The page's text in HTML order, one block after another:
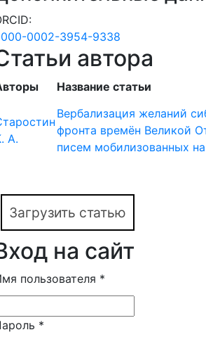
0002-3954-9338
автора
Название статьи
А.
Вербализация желаний
фронта времён Великой
писем мобилизованных
Загрузить статью
на сайт
пользователя *
*